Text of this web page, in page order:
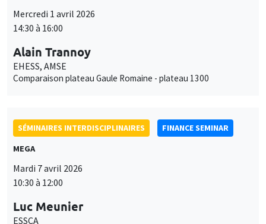
Mercredi 1 avril 2026
14:30 à 16:00
Alain Trannoy
EHESS, AMSE
Comparaison plateau Gaule Romaine - plateau 1300
SÉMINAIRES INTERDISCIPLINAIRES
FINANCE SEMINAR
MEGA
Mardi 7 avril 2026
10:30 à 12:00
Luc Meunier
ESSCA